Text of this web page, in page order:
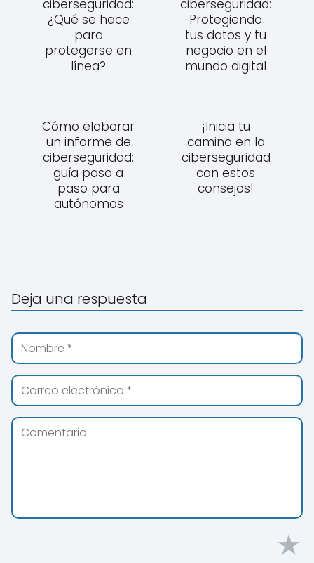
ciberseguridad:
¿Qué se hace
para
protegerse en
línea?
ciberseguridad:
Protegiendo
tus datos y tu
negocio en el
mundo digital
Cómo elaborar
un informe de
ciberseguridad:
guía paso a
paso para
autónomos
¡Inicia tu
camino en la
ciberseguridad
con estos
consejos!
Deja una respuesta
★